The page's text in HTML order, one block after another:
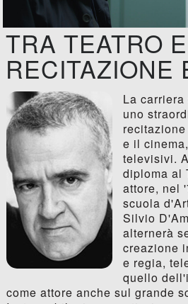
TRA TEATRO
RECITAZIONE
La
uno
e il
televisivi.
diploma al
attore, nel
scuola
Silvio
alternerà
creazione
e regia,
quello
come attore anche sul grande